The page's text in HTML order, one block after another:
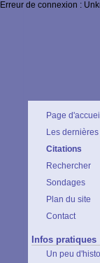
Erreur de connexion :
Page d'accueil
Les
Citations
Rechercher
Sondages
Plan du site
Contact
Infos pratiques
Un peu